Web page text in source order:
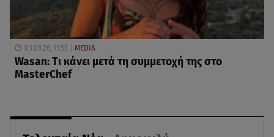
03.08.26, 11:55 MEDIA
Wasan: Tι κάνει μετά τη συμμετοχή της στο
MasterChef